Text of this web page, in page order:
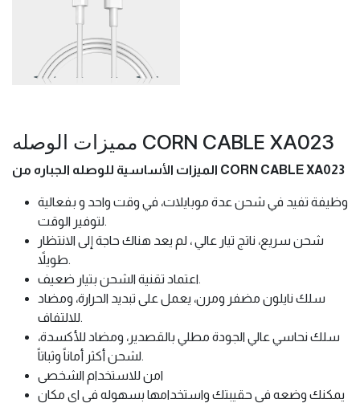
مميزات الوصله CORN CABLE XA023
الميزات الأساسية للوصله الجباره من CORN CABLE XA023
وظيفة تفيد في شحن عدة موبايلات، في وقت واحد و بفعالية
لتوفير الوقت.
شحن سريع، ناتج تيار عالي ، لم يعد هناك حاجة إلى الانتظار
طويلاً.
اعتماد تقنية الشحن بتيار ضعيف.
سلك نايلون مضفر ومرن، يعمل على تبديد الحرارة، ومضاد
للالتفاف.
سلك نحاسي عالي الجودة مطلي بالقصدير، ومضاد للأكسدة،
لشحن أكثر أماناً وثباتاً.
امن للاستخدام الشخصى
يمكنك وضعه فى حقيبتك واستخدامها بسهوله فى اى مكان